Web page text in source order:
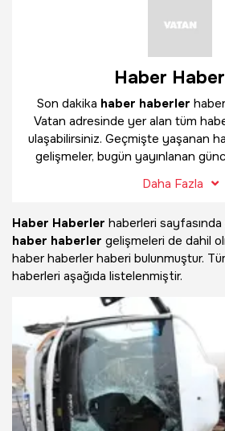
Haber
Son dakika haber haberler
Vatan adresinde yer alan tüm
ulaşabilirsiniz. Geçmişte yaşanan
gelişmeler, bugün yayınlanan
bulabilirsiniz.
Daha Fazla
Haber Haberler haberleri
haber haberler gelişmeleri de dahil
haber haberler haberi bulunmuştur.
haberleri aşağıda listelenmiştir.